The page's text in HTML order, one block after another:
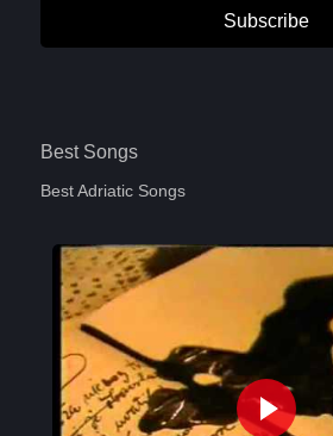
Subscribe
Best Songs
Best Adriatic Songs